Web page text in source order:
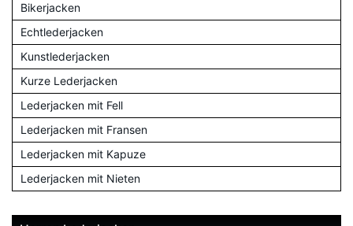
Bikerjacken
Echtlederjacken
Kunstlederjacken
Kurze Lederjacken
Lederjacken mit Fell
Lederjacken mit Fransen
Lederjacken mit Kapuze
Lederjacken mit Nieten